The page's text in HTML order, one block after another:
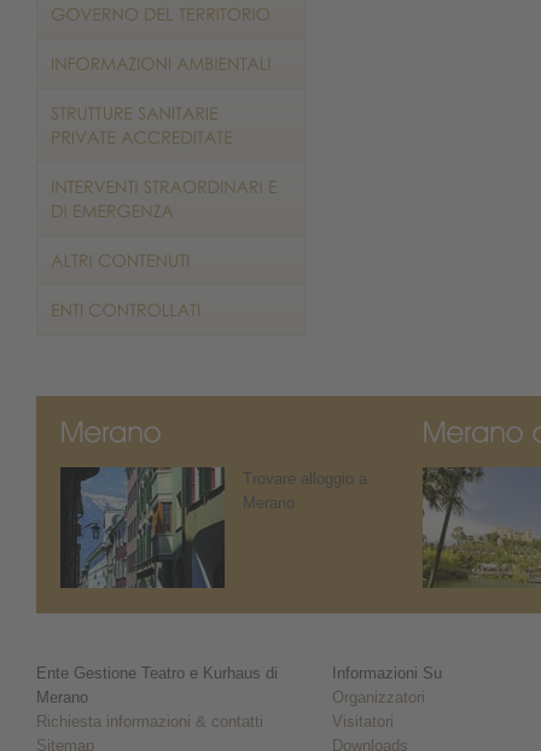
Trovare alloggio a
Merano
Ente Gestione Teatro e Kurhaus di
Merano
Richiesta informazioni & contatti
Sitemap
Informazioni Su
Organizzatori
Visitatori
Downloads